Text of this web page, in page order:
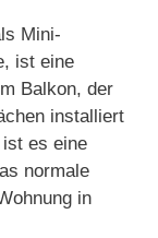
Mini-
ist eine
Balkon, der
installiert
es eine
normale
in